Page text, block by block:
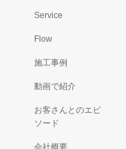
Service
Flow
施工事例
動画で紹介
お客さんとのエピ
ソード
会社概要